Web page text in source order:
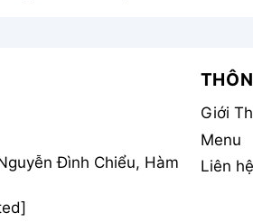
Đình Chiểu, Hàm
Giới
Menu
Liên hệ